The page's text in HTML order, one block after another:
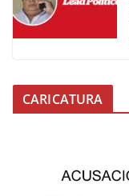
CARICATURA